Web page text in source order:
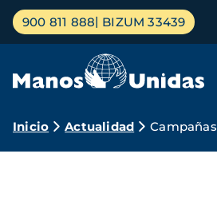
Pasar
contenido
Menú
principal
900 811 888 BIZUM 33439
Ruta
Inicio Actualidad Campañas